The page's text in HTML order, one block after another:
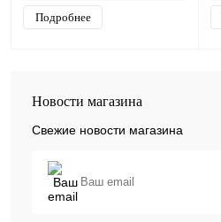
Подробнее
Новости магазина
Свежие новости магазина